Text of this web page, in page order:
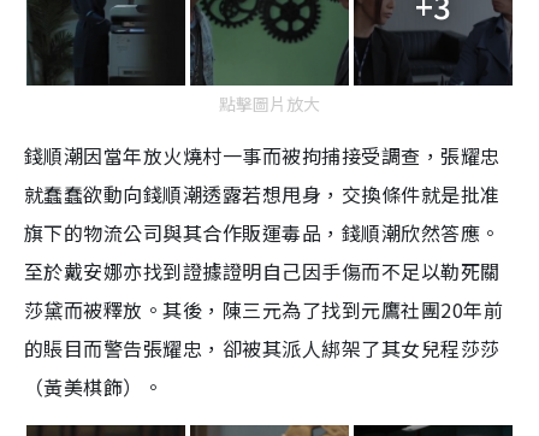
點擊圖片放大
錢順潮因當年放火燒村一事而被拘捕接受調查，張耀忠
就蠢蠢欲動向錢順潮透露若想甩身，交換條件就是批准
旗下的物流公司與其合作販運毒品，錢順潮欣然答應。
至於戴安娜亦找到證據證明自己因手傷而不足以勒死關
莎黛而被釋放。其後，陳三元為了找到元鷹社團20年前
的賬目而警告張耀忠，卻被其派人綁架了其女兒程莎莎
（黃美棋飾）。